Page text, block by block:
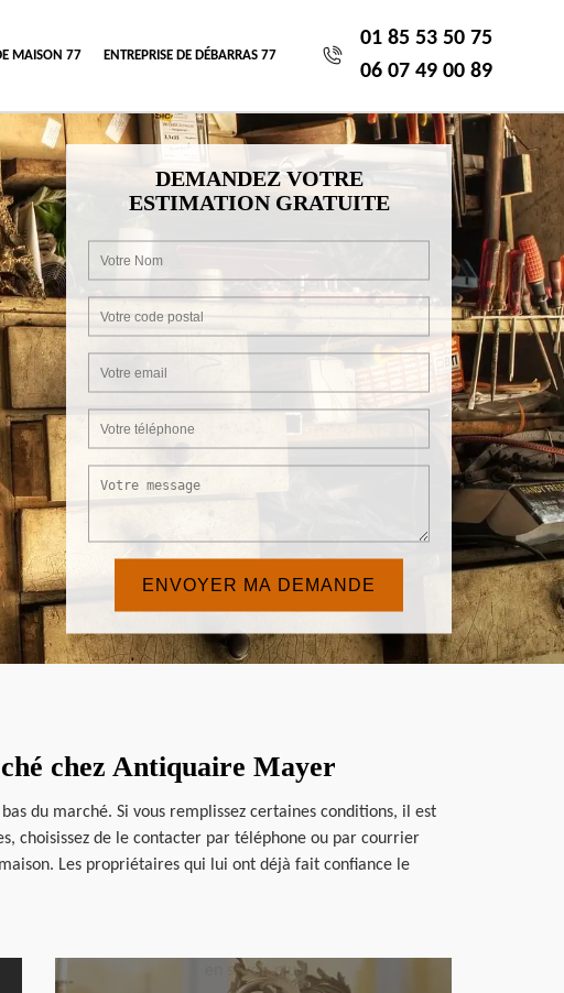
MAISON 77 ENTREPRISE DE DÉBARRAS 77
01 85 53 50 75
06 07 49 00 89
DEMANDEZ VOTRE
ESTIMATION GRATUITE
chez Antiquaire Mayer
du marché. Si vous remplissez certaines conditions, il est
choisissez de le contacter par téléphone ou par courrier
Les propriétaires qui lui ont déjà fait confiance le
en savoir plus